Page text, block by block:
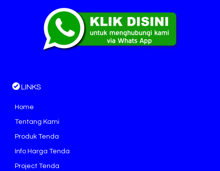
LINKS
Home
Tentang Kami
Produk Tenda
Info Harga Tenda
Project Tenda